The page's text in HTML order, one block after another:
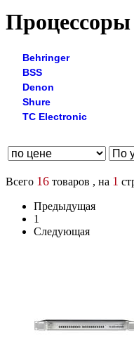
Behringer
BSS
Denon
Shure
TC Electronic
Всего 16 товаров , на 1
Предыдущая
1
Следующая